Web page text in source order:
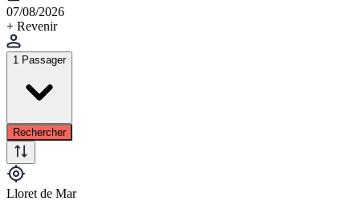
07/08/2026
+ Revenir
1 Passager
Rechercher
Lloret de Mar